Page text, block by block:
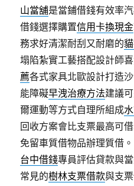
山當舖是當鋪借錢有效率
借錢選擇購置信用卡換現金
務求好清潔耐刮又耐磨的
塌陷紮實工藝搭配設計師
薦各式家具北歐設計打造
能障礙早洩治療方法建議
爾運動等方式自理所組成
回收方案會比支票最高可
免留車質借物品辦理質借
台中借錢專員評估貸款與
常見的樹林支票借款與支